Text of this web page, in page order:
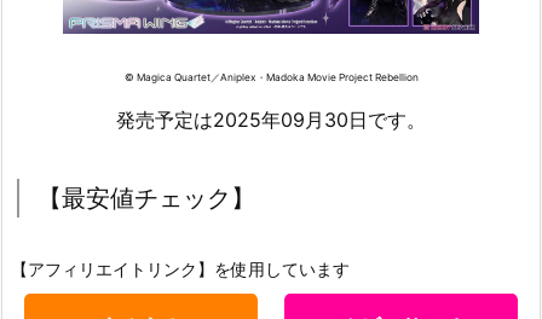
© Magica Quartet／Aniplex・Madoka Movie Project Rebellion
発売予定は2025年09月30日です。
【最安値チェック】
【アフィリエイトリンク】を使用しています